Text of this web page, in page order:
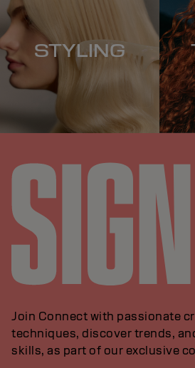
STYLING
Join Connect with passionate
techniques, discover trends,
skills, as part of our exclusive